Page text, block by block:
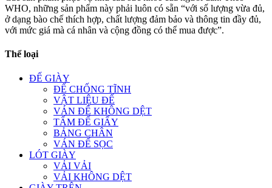
WHO, những sản phẩm này phải luôn có sẵn “với số lượng vừa đủ,
ở dạng bào chế thích hợp, chất lượng đảm bảo và thông tin đầy đủ,
với mức giá mà cá nhân và cộng đồng có thể mua được”.
Thể loại
ĐẾ GIÀY
ĐẾ CHỐNG TĨNH
VẬT LIỆU ĐẾ
VÁN ĐẾ KHÔNG DỆT
TẤM ĐẾ GIẤY
BẢNG CHÂN
VÁN ĐẾ SỌC
LÓT GIÀY
VẢI VẢI
VẢI KHÔNG DỆT